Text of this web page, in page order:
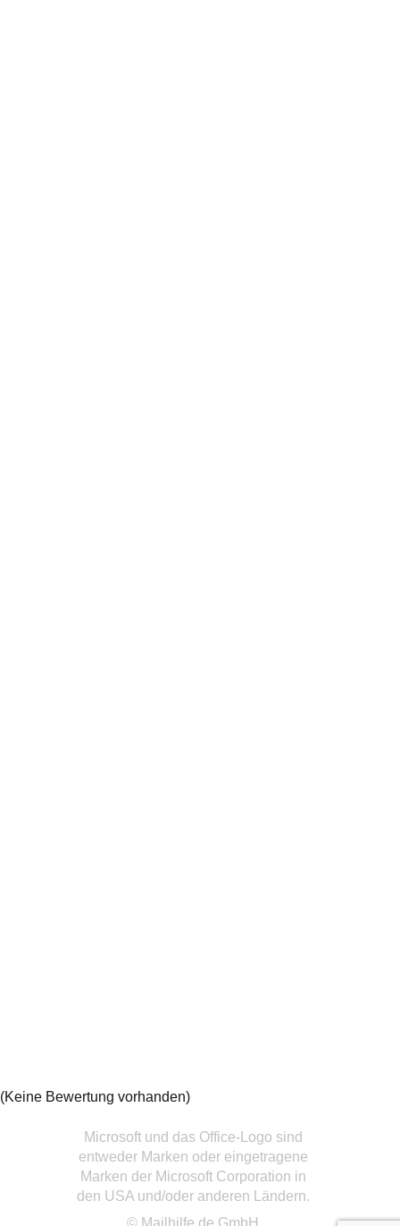
(Keine Bewertung vorhanden)
Microsoft und das Office-Logo sind
entweder Marken oder eingetragene
Marken der Microsoft Corporation in
den USA und/oder anderen Ländern.
© Mailhilfe.de GmbH